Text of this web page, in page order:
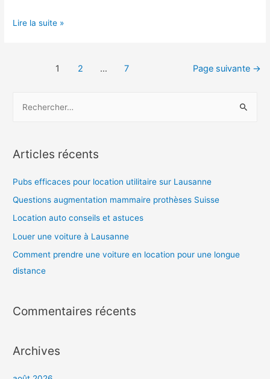
Divination
cela
?
Lire la suite »
Pagination
publications
1 2 … 7 Page suivante →
h
r
c
h
Articles récents
Pubs efficaces pour location utilitaire sur Lausanne
Questions augmentation mammaire prothèses Suisse
Location auto conseils et astuces
Louer une voiture à Lausanne
Comment prendre une voiture en location pour une longue
distance
Commentaires récents
Archives